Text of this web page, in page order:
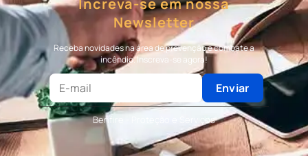
Bombeiro Civil
Terceirização de Bombeiro
Terceirização de Bombeiro Civil
Terceirização de Portaria
Terceirização de Recepção
Terceirização de Recepcionista
Terceirização de Serviços de Recepcionistas
Treinamento de Bombeiro Civil
Treinamento de Bombeiros
Treinamento de Brigada
Increva-se em nossa
Newsletter
Receba novidades na área de prevenção e combate a
incêndio. Inscreva-se agora!
Enviar
Benfire - Proteção e Serviços